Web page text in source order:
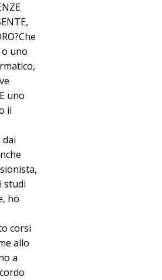
uno
uno
il
studi
ho
corsi
allo
a